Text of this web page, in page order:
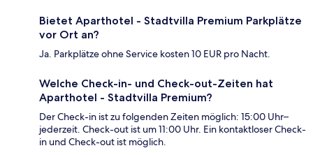
Bietet Aparthotel - Stadtvilla Premium Parkplätze
vor Ort an?
Ja. Parkplätze ohne Service kosten 10 EUR pro Nacht.
Welche Check-in- und Check-out-Zeiten hat
Aparthotel - Stadtvilla Premium?
Der Check-in ist zu folgenden Zeiten möglich: 15:00 Uhr–
jederzeit. Check-out ist um 11:00 Uhr. Ein kontaktloser Check-
in und Check-out ist möglich.